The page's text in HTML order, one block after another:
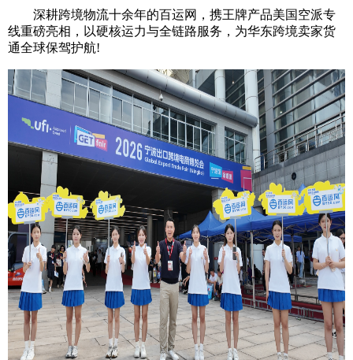
深耕跨境物流十余年的百运网，携王牌产品美国空派专
线重磅亮相，以硬核运力与全链路服务，为华东跨境卖家货
通全球保驾护航!